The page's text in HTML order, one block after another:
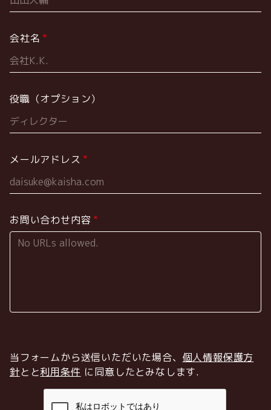
会社名
役職（オプション）
メールアドレス
お問い合わせ内容
当フォームから送信いただいた場合、 個人情報保護方
針とと利用条件 に同意したとみなします.